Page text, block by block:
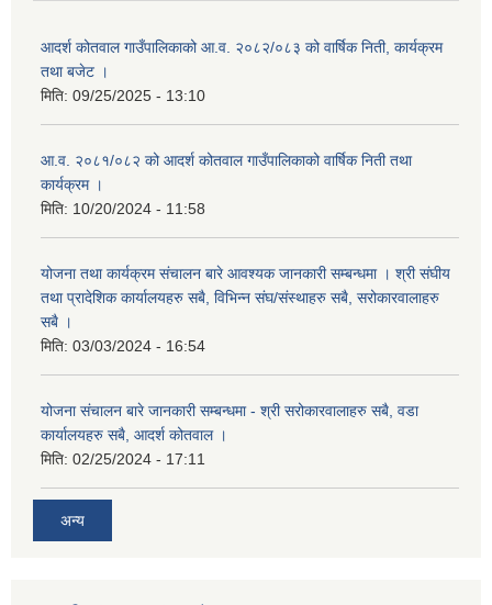
आदर्श कोतवाल गाउँपालिकाको आ.व. २०८२/०८३ को वार्षिक निती, कार्यक्रम
तथा बजेट ।
मिति: 09/25/2025 - 13:10
आ.व. २०८१/०८२ को आदर्श कोतवाल गाउँपालिकाको वार्षिक निती तथा
कार्यक्रम ।
मिति: 10/20/2024 - 11:58
योजना तथा कार्यक्रम संचालन बारे आवश्यक जानकारी सम्बन्धमा । श्री संघीय
तथा प्रादेशिक कार्यालयहरु सबै, विभिन्‍न संघ/संस्थाहरु सबै, सरोकारवालाहरु
सबै ।
मिति: 03/03/2024 - 16:54
योजना संचालन बारे जानकारी सम्बन्धमा - श्री सरोकारवालाहरु सबै, वडा
कार्यालयहरु सबै, आदर्श कोतवाल ।
मिति: 02/25/2024 - 17:11
अन्य